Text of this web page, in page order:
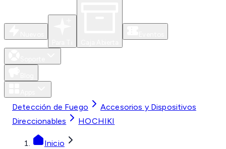
Detección de Fuego
Accesorios y Dispositivos
Direccionables
HOCHIKI
Inicio